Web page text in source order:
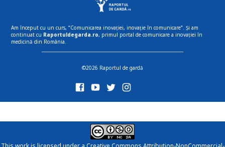
Am început cu un curs, “Comunicarea inovației, inovație în comunicare”. Și am
continuat cu Raportuldegarda.ro, primul portal de comunicare a inovației în
medicină din România.
©2026 Raportul de gardă